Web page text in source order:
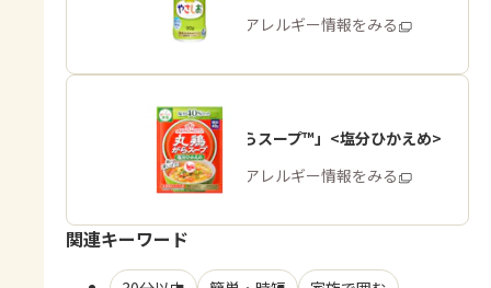
商品・アレルギー情報をみる
「丸鶏がらスープ™」<塩分ひかえめ>
商品・アレルギー情報をみる
関連キーワード